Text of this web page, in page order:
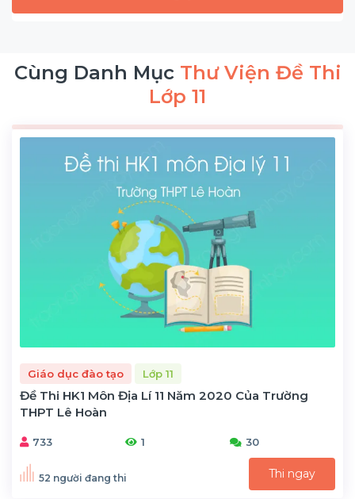
Cùng Danh Mục Thư Viện Đề Thi
Lớp 11
Giáo dục đào tạo Lớp 11
Đề Thi HK1 Môn Địa Lí 11 Năm 2020 Của Trường
THPT Lê Hoàn
733 1 30
52 người đang thi Thi ngay